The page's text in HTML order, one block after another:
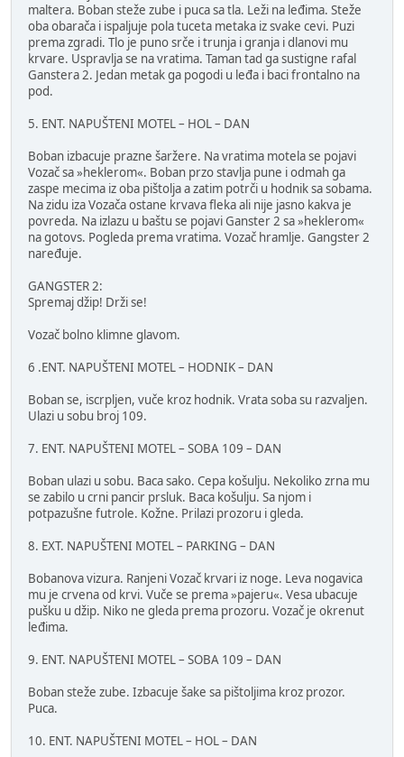
maltera. Boban steže zube i puca sa tla. Leži na leđima. Steže
oba obarača i ispaljuje pola tuceta metaka iz svake cevi. Puzi
prema zgradi. Tlo je puno srče i trunja i granja i dlanovi mu
krvare. Uspravlja se na vratima. Taman tad ga sustigne rafal
Ganstera 2. Jedan metak ga pogodi u leđa i baci frontalno na
pod.
5. ENT. NAPUŠTENI MOTEL – HOL – DAN
Boban izbacuje prazne šaržere. Na vratima motela se pojavi
Vozač sa »heklerom«. Boban przo stavlja pune i odmah ga
zaspe mecima iz oba pištolja a zatim potrči u hodnik sa sobama.
Na zidu iza Vozača ostane krvava fleka ali nije jasno kakva je
povreda. Na izlazu u baštu se pojavi Ganster 2 sa »heklerom«
na gotovs. Pogleda prema vratima. Vozač hramlje. Gangster 2
naređuje.
GANGSTER 2:
Spremaj džip! Drži se!
Vozač bolno klimne glavom.
6 .ENT. NAPUŠTENI MOTEL – HODNIK – DAN
Boban se, iscrpljen, vuče kroz hodnik. Vrata soba su razvaljen.
Ulazi u sobu broj 109.
7. ENT. NAPUŠTENI MOTEL – SOBA 109 – DAN
Boban ulazi u sobu. Baca sako. Cepa košulju. Nekoliko zrna mu
se zabilo u crni pancir prsluk. Baca košulju. Sa njom i
potpazušne futrole. Kožne. Prilazi prozoru i gleda.
8. EXT. NAPUŠTENI MOTEL – PARKING – DAN
Bobanova vizura. Ranjeni Vozač krvari iz noge. Leva nogavica
mu je crvena od krvi. Vuče se prema »pajeru«. Vesa ubacuje
pušku u džip. Niko ne gleda prema prozoru. Vozač je okrenut
leđima.
9. ENT. NAPUŠTENI MOTEL – SOBA 109 – DAN
Boban steže zube. Izbacuje šake sa pištoljima kroz prozor.
Puca.
10. ENT. NAPUŠTENI MOTEL – HOL – DAN